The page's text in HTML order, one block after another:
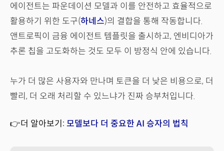
에이전트는 파운데이션 모델과 이를 안전하고 효율적으로
활용하기 위한 도구(하네스)의 결합을 통해 작동합니다.
앤트로픽이 금융 에이전트 템플릿을 출시하고, 엔비디아가
추론 칩을 고도화하는 것도 모두 이 방정식 안에 있습니다.
누가 더 많은 사용자와 만나며 토큰을 더 낮은 비용으로, 더
빨리, 더 오래 처리할 수 있느냐가 진짜 승부처입니다.
👉더 알아보기: 모델보다 더 중요한 AI 승자의 법칙